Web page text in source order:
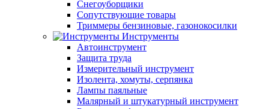
Снегоуборщики
Сопутствующие товары
Триммеры бензиновые, газонокосилки
Инструменты
Автоинструмент
Защита труда
Измерительный инструмент
Изолента, хомуты, серпянка
Лампы паяльные
Малярный и штукатурный инструмент